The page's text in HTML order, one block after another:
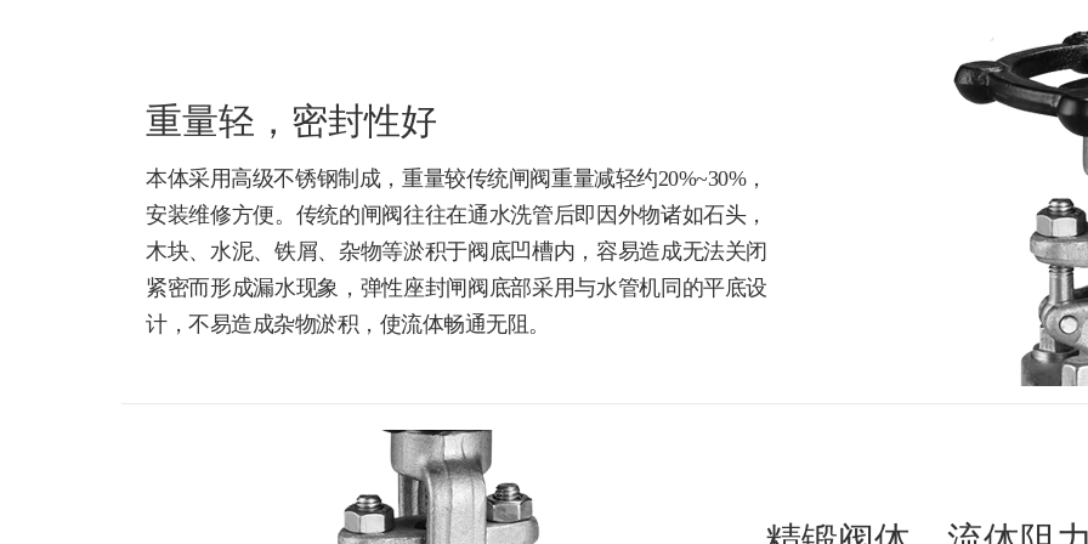
重量轻，密封性好
本体采用高级不锈钢制成，重量较传统闸阀重量减轻约20%~30%，
安装维修方便。传统的闸阀往往在通水洗管后即因外物诸如石头，
木块、水泥、铁屑、杂物等淤积于阀底凹槽内，容易造成无法关闭
紧密而形成漏水现象，弹性座封闸阀底部采用与水管机同的平底设
计，不易造成杂物淤积，使流体畅通无阻。